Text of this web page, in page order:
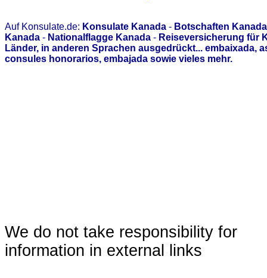
Auf Konsulate.de: Konsulate Kanada - Botschaften Kanada
Kanada - Nationalflagge Kanada - Reiseversicherung für
Länder, in anderen Sprachen ausgedrückt...
consules honorarios, embajada sowie vieles mehr.
We do not take responsibility for
information in external links